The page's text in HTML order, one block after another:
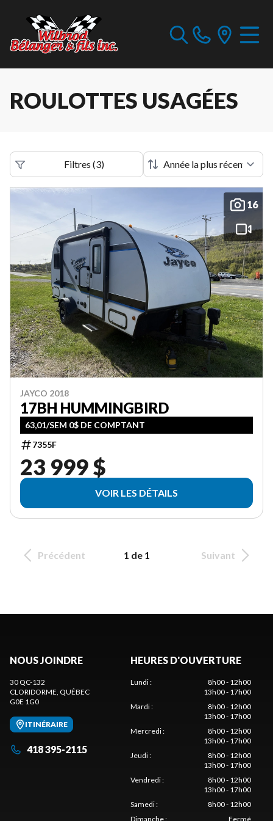
ROULOTTES USAGÉES
Filtres (3)
16
JAYCO 2018
17BH HUMMINGBIRD
63,01/SEM 0$ DE COMPTANT
7355F
23 999 $
VOIR LES DÉTAILS
Précédent 1 de 1 Suivant
NOUS JOINDRE
30 QC-132
CLORIDORME , QUÉBEC
G0E 1G0
ITINÉRAIRE
418 395-2115
HEURES D'OUVERTURE
Lundi:
8h00 - 12h00
13h00 - 17h00
Mardi:
8h00 - 12h00
13h00 - 17h00
Mercredi:
8h00 - 12h00
13h00 - 17h00
Jeudi:
8h00 - 12h00
13h00 - 17h00
Vendredi:
8h00 - 12h00
13h00 - 17h00
Samedi:
8h00 - 12h00
Dimanche: Fermé